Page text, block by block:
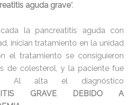
aguda grave”.
la pancreatitis aguda con
inician tratamiento en la unidad
el tratamiento se consiguieron
de colesterol, y la paciente fue
Al alta el diagnóstico
GRAVE DEBIDO A